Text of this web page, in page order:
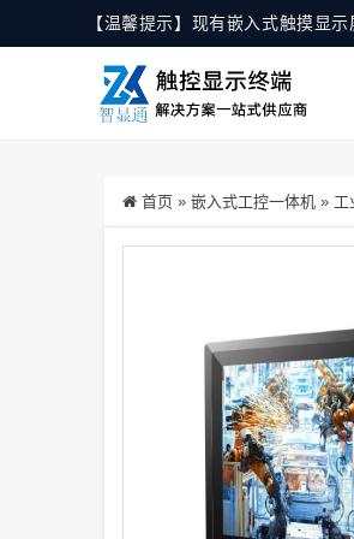
【温馨提示】现有嵌入式触摸显
首页 » 嵌入式工控一体机 » 工